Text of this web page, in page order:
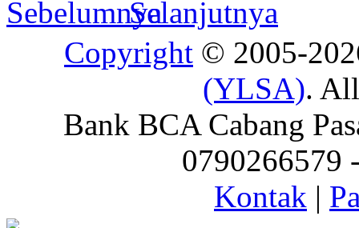
Copyright © 2005-
(YLSA).
Bank BCA Cabang
0790266579
Kontak |